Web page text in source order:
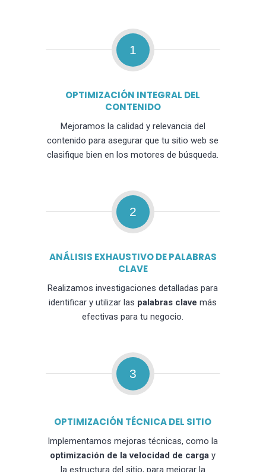
1
OPTIMIZACIÓN INTEGRAL DEL
CONTENIDO
Mejoramos la calidad y relevancia del
contenido para asegurar que tu sitio web se
clasifique bien en los motores de búsqueda.
2
ANÁLISIS EXHAUSTIVO DE PALABRAS
CLAVE
Realizamos investigaciones detalladas para
identificar y utilizar las palabras clave más
efectivas para tu negocio.
3
OPTIMIZACIÓN TÉCNICA DEL SITIO
Implementamos mejoras técnicas, como la
optimización de la velocidad de carga y
la estructura del sitio, para mejorar la